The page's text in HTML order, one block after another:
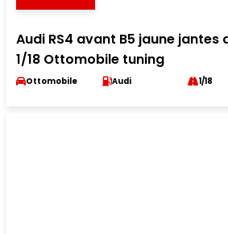
Audi RS4 avant B5 jaune jantes
1/18 Ottomobile tuning
Ottomobile Audi 1/18